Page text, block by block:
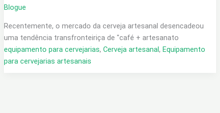
Blogue
Recentemente, o mercado da cerveja artesanal desencadeou
uma tendência transfronteiriça de "café + artesanato
equipamento para cervejarias, Cerveja artesanal, Equipamento
para cervejarias artesanais